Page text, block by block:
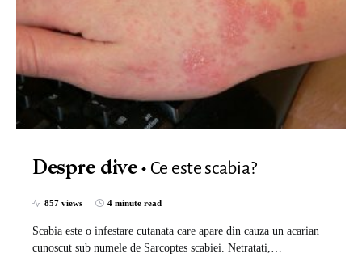
Despre dive Ce este scabia?
857 views 4 minute read
Scabia este o infestare cutanata care apare din cauza un acarian
cunoscut sub numele de Sarcoptes scabiei. Netratati,…